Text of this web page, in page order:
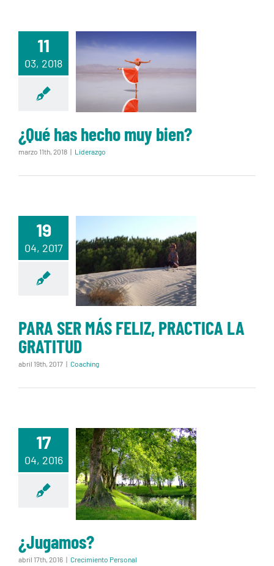
11
03, 2018
¿Qué has
hecho muy
bien?
¿Qué has hecho muy bien?
marzo 11th, 2018 | Liderazgo
19
04, 2017
PARA SER MÁS
FELIZ,
PRACTICA LA
GRATITUD
PARA SER MÁS FELIZ, PRACTICA LA
GRATITUD
abril 19th, 2017 | Coaching
17
04, 2016
¿Jugamos?
¿Jugamos?
abril 17th, 2016 | Crecimiento Personal